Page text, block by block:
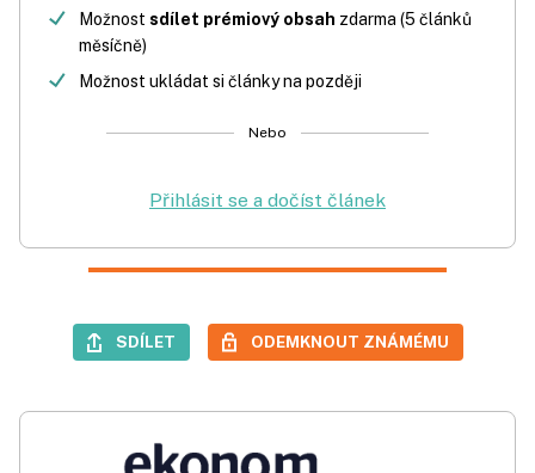
Možnost sdílet prémiový obsah zdarma (5 článků
měsíčně)
Možnost ukládat si články na později
Nebo
Přihlásit se a dočíst článek
SDÍLET ODEMKNOUT ZNÁMÉMU